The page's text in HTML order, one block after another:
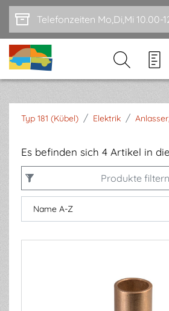
Zum Hauptinhalt springen
Typ 181 (Kübel) / Elektrik /
Es befinden sich 4 Artikel in
Produkte filtern